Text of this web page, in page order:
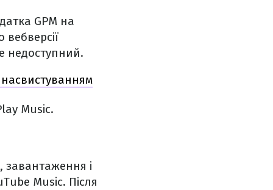
GPM на
вебверсії
недоступний.
Music.
завантаження і
Musiс. Після